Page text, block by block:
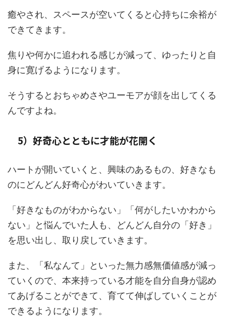
癒やされ、スペースが空いてくると心持ちに余裕が
できてきます。
焦りや何かに追われる感じが減って、ゆったりと自
身に寛げるようになります。
そうするとおちゃめさやユーモアが顔を出してくる
んですよね。
5）好奇心とともに才能が花開く
ハートが開いていくと、興味のあるもの、好きなも
のにどんどん好奇心がわいていきます。
「好きなものがわからない」「何がしたいかわから
ない」と悩んでいた人も、どんどん自分の「好き」
を思い出し、取り戻していきます。
また、「私なんて」といった無力感無価値感が減っ
ていくので、本来持っている才能を自分自身が認め
てあげることができて、育てて伸ばしていくことが
できるようになります。